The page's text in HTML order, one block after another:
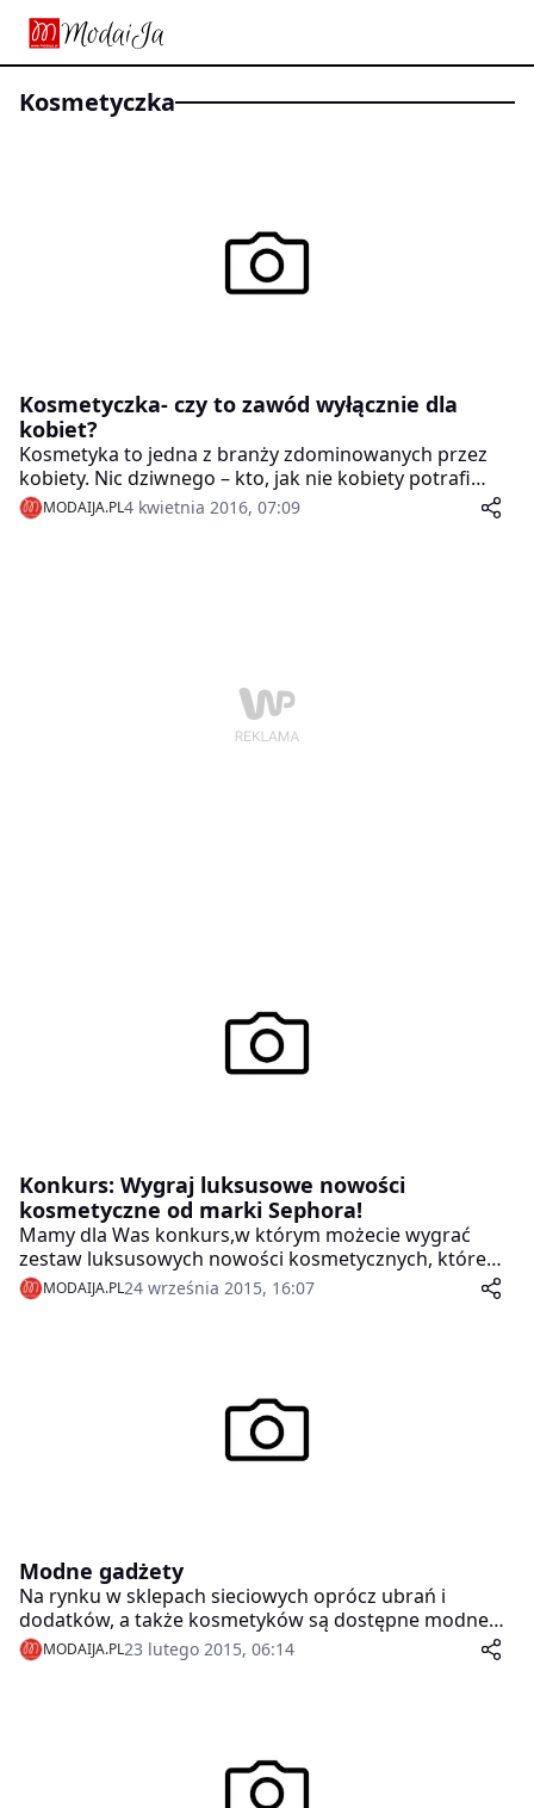
kosmetyczka
Kosmetyczka- czy to zawód wyłącznie dla
kobiet?
Kosmetyka to jedna z branży zdominowanych przez
kobiety. Nic dziwnego – kto, jak nie kobiety potrafi
prawidłowo zadbać o skórę czy paznokcie. Ponieważ w
ostatnich latach na polskim rynku powstało wiele
MODAIJA.PL4 kwietnia 2016, 07:09
Konkurs: Wygraj luksusowe nowości
kosmetyczne od marki Sephora!
Mamy dla Was konkurs,w którym możecie wygrać
zestaw luksusowych nowości kosmetycznych, które
zupełnie niedawno pojawiły się w perfumeriach
Sephora!
MODAIJA.PL24 września 2015, 16:07
Modne gadżety
Na rynku w sklepach sieciowych oprócz ubrań i
dodatków, a także kosmetyków są dostępne modne
gadżety, które przydadzą się nam w codziennym życiu.
Takie dodatki są nie tylko praktyczne, ale także
MODAIJA.PL23 lutego 2015, 06:14